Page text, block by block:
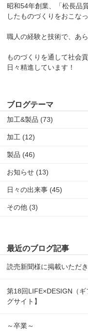
昭和54年創業、「松長品
したものづくりをおこな
職人の経験と技術で、あ
ものづくりを通して社会
日々精進しています！
ブログテーマ
加工&製品 (73)
加工 (12)
製品 (46)
お知らせ (13)
日々の出来事 (45)
その他 (3)
最近のブログ記事
読売新聞様に掲載いただ
第18回LIFE×DESIGN（
グサイト】
～卒業～